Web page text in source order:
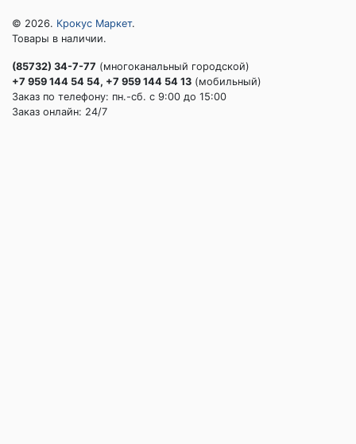
© 2026. Крокус Маркет.
Товары в наличии.
(85732) 34-7-77 (многоканальный городской)
+7 959 144 54 54, +7 959 144 54 13 (мобильный)
Заказ по телефону: пн.-сб. c 9:00 до 15:00
Заказ онлайн: 24/7